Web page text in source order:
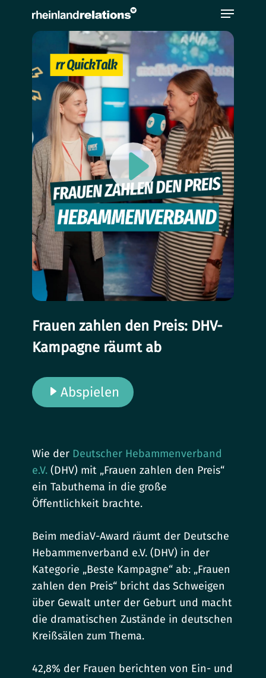
beachten
Zugänglichkeitssystem
verwendet.
Frauen zahlen den Preis: DHV-
Kampagne räumt ab
Abspielen
Wie der Deutscher Hebammenverband
e.V. (DHV) mit „Frauen zahlen den Preis“
ein Tabuthema in die große
Öffentlichkeit brachte.
Beim mediaV-Award räumt der Deutsche
Hebammenverband e.V. (DHV) in der
Kategorie „Beste Kampagne“ ab: „Frauen
zahlen den Preis“ bricht das Schweigen
über Gewalt unter der Geburt und macht
die dramatischen Zustände in deutschen
Kreißsälen zum Thema.
42,8% der Frauen berichten von Ein- und